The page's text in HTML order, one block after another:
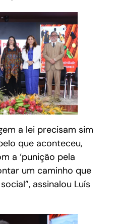
a lei precisam sim
que aconteceu,
a ‘punição pela
um caminho que
assinalou Luís